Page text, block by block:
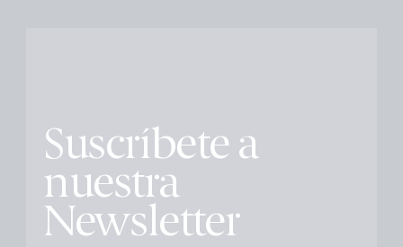
Suscríbete a
nuestra
Newsletter